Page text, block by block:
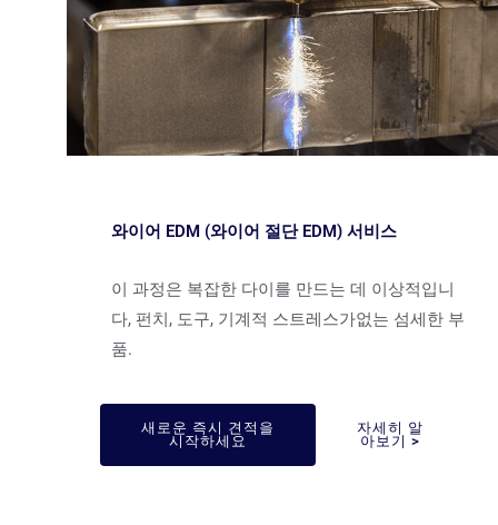
와이어 EDM (와이어 절단 EDM) 서비스
이 과정은 복잡한 다이를 만드는 데 이상적입니
다, 펀치, 도구, 기계적 스트레스가없는 섬세한 부
품.
새로운 즉시 견적을
시작하세요
자세히 알
아보기 >